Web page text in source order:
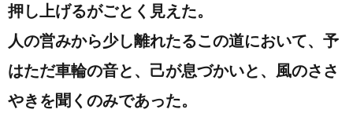
押し上げるがごとく見えた。
人の営みから少し離れたるこの道において、予
はただ車輪の音と、己が息づかいと、風のささ
やきを聞くのみであった。